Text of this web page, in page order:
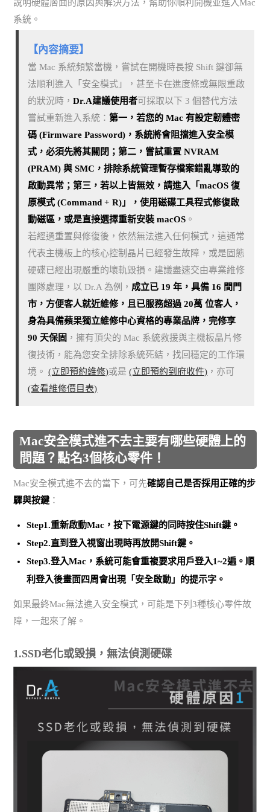
說明硬體層面的原因與解決方法，幫助你順利開機並進入Mac
系統。
【內容摘要】
當 Mac 系統頻繁當機，嘗試在開機時長按 Shift 鍵卻無
法順利進入「安全模式」，甚至卡在進度條或無限重啟
的狀況時，Dr.A建議使用者可採取以下 3 個替代方法
嘗試重新進入系統：第一，若您的 Mac 有設定韌體密
碼 (Firmware Password)，系統將會阻擋進入安全模
式，必須先將其關閉；第二，嘗試重置 NVRAM
(PRAM) 與 SMC，排除系統管理暫存檔案錯亂導致的
啟動異常；第三，若以上皆無效，請進入「macOS 復
原模式 (Command + R)」，使用磁碟工具程式修復啟
動磁區，或是直接選擇重新安裝 macOS 。
若經過重置與修復後，依然無法進入任何模式，這通常
代表主機板上的核心控制晶片已經發生故障，或是固態
硬碟已經出現嚴重的壞軌毀損。建議盡速交由專業維修
團隊處理，以 Dr.A 為例， 成立已 19 年，具備 16 間門
市，方便客人就近維修，且已服務超過 20萬 位客人，
身為具備蘋果獨立維修中心資格的專業品牌，完修享
90 天保固 ，擁有頂尖的 Mac 系統救援與主機板晶片修
復技術，能為您安全排除系統死結，找回穩定的工作環
境。(立即預約維修)或是(立即預約到府收件) ，亦可
(查看維修價目表)
Mac安全模式進不去主要有哪些硬體上的
問題？點名3個核心零件！
Mac安全模式進不去的當下，可先確認自己是否採用正確的步
驟與按鍵 ：
Step1.重新啟動Mac，按下電源鍵的同時按住Shift鍵。
Step2.直到登入視窗出現時再放開Shift鍵。
Step3.登入Mac，系統可能會重複要求用戶登入1~2遍。順
利登入後畫面四周會出現「安全啟動」的提示字。
如果最終Mac無法進入安全模式，可能是下列3種核心零件故
障，一起來了解。
1.SSD老化或毀損，無法偵測硬碟